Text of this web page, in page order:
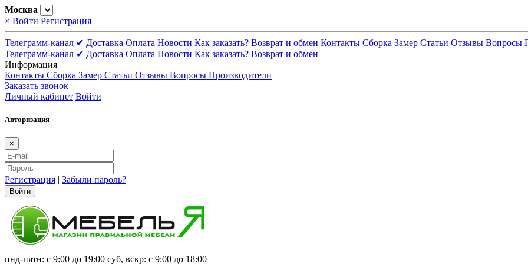
Москва
× Войти Регистрация
Телеграмм-канал ✔ Доставка Оплата Новости Как заказать? Возврат и обмен Контакты Сборка Замер Статьи Отзывы Вопросы
Телеграмм-канал ✔ Доставка Оплата Новости Как заказать? Возврат и обмен
Информация
Контакты Сборка Замер Статьи Отзывы Вопросы Производители
Заказать звонок
Личный кабинет Войти
Авторизация
×
Регистрация | Забыли пароль?
Войти
пнд-пятн: с 9:00 до 19:00 суб, вскр: с 9:00 до 18:00